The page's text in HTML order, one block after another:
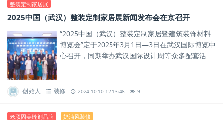
整装定制家居展
2025中国（武汉）整装定制家居展新闻发布会在京召开
“2025中国（武汉）整装定制家居暨建筑装饰材料
博览会”定于2025年3月1日—3日在武汉国际博览中
心召开，同期举办武汉国际设计周等众多配套活
创始人 装修 2024-10-10 12:13:48 9
老顽固美缝剂品牌 奶油风装修